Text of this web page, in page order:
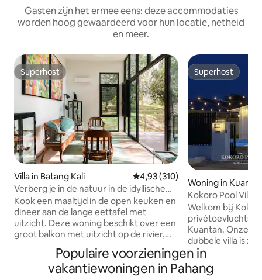
Gasten zijn het ermee eens: deze accommodaties
worden hoog gewaardeerd voor hun locatie, netheid
en meer.
Superhost
Superhost
Villa in Batang Kali Gemiddelde beoordeling van
4,93 (310)
Verberg je in de natuur in de idyllische
villa Ijo
Kook een maaltijd in de open keuken en
dineer aan de lange eettafel met
uitzicht. Deze woning beschikt over een
groot balkon met uitzicht op de rivier,
toegang tot boswandelpaden en rivier,
een binnenplaats met verzonken tuinen
en een open plan dat een comfortabele
Superhost
Superhost
Woning in
Kokoro Pool Villa
privézwembad
Welkom bij
Kuantan. Onze
dubbele villa is
voor comfort,
betekenisvolle
perfect voor
Populaire voorzieningen in
vakantiewoningen in Pahang